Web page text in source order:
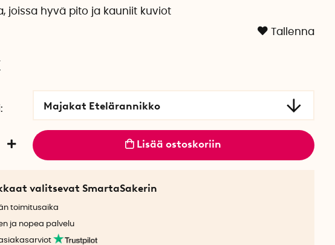
joissa hyvä pito ja kauniit kuviot
Tallenna
Majakat Etelärannikko
Lisää ostoskoriin
valitsevat SmartaSakerin
toimitusaika
ja nopea palvelu